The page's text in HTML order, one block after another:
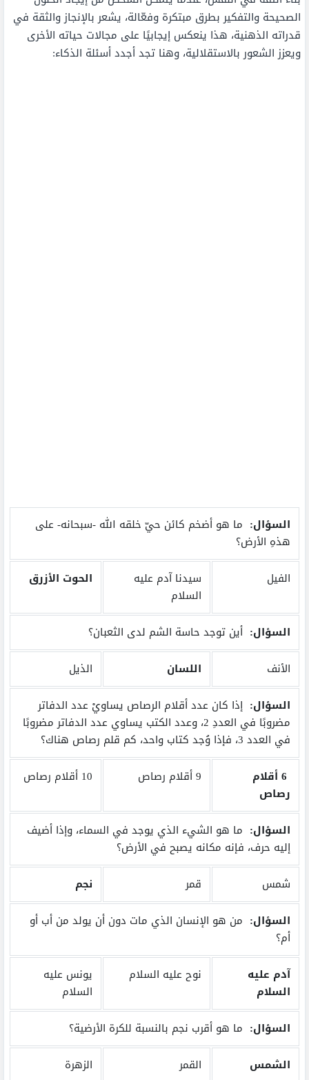
الصحيحة والتفكير بطرق مبتكرة وفعّالة، يشعر بالإنجاز والثقة في
قدراته الذهنية، هذا ينعكس إيجابيًا على مجالات حياته الأخرى
ويعزز الشعور بالاستقلالية، وهنا تجد أجدد أسئلة الذكاء:
السؤال: ما هو أضخم كائن حيّ خلقه الله -سبحانه- على
هذهِ الأرض؟
الفيل
سيدنا آدم عليه
السلام
الحوت الأزرق
السؤال: أين توجد حاسة الشم لدى الثعبان؟
الأنف
اللسان
الذيل
السؤال: إذا كان عدد أقلام الرصاص يساويْ عدد الدفاتر
مضروبًا في العددِ 2، وعدد الكتب يساوي عدد الدفاتر مضروبًا
في العدد 3، فإذا وُجد كتاب واحد، كم قلم رصاص هناك؟
6 أقلام
رصاص
9 أقلام رصاص 10 أقلام رصاص
السؤال: ما هو الشيء الذي يوجد في السماء، وإذا أضيف
إليه حرف، فإنه مكانه يصبح في الأرض؟
شمس
قمر
نجم
السؤال: من هو الإنسان الذي مات دون أن يولد من أب أو
أم؟
آدم عليه
السلام
نوح عليه السلام
يونس عليه
السلام
السؤال: ما هو أقرب نجم بالنسبة للكرة الأرضية؟
الشمس
القمر
الزهرة